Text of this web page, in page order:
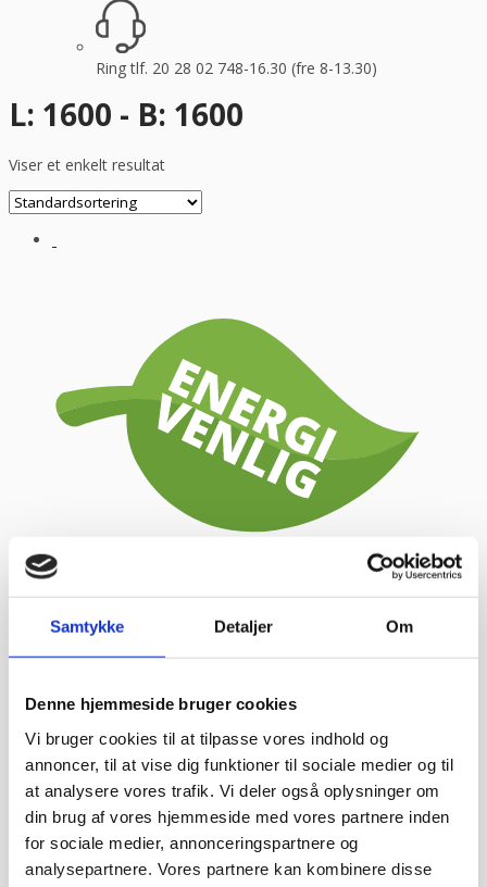
Samtykke Detaljer Om
Denne hjemmeside bruger cookies
Vi bruger cookies til at tilpasse vores indhold og
annoncer, til at vise dig funktioner til sociale medier og til
at analysere vores trafik. Vi deler også oplysninger om
din brug af vores hjemmeside med vores partnere inden
for sociale medier, annonceringspartnere og
analysepartnere. Vores partnere kan kombinere disse
Ring tlf. 20 28 02 748-16.30 (fre 8-13.30)
L: 1600 - B: 1600
Viser et enkelt resultat
Frostrum komplet, JKS SuperEko 100mm
isolering KOMPLET
Komplette frostrum fra Italienske Tecnodom / JKS.
PRISEN ER IN...
FRA26.295,00kr. Vælg variant
Kundetilfredshed
“Altid flinke og hjælpsom”
Vurderet af Georg
“Altid søde, hjælpsomme og kompetente !”
Vurderet af Læse